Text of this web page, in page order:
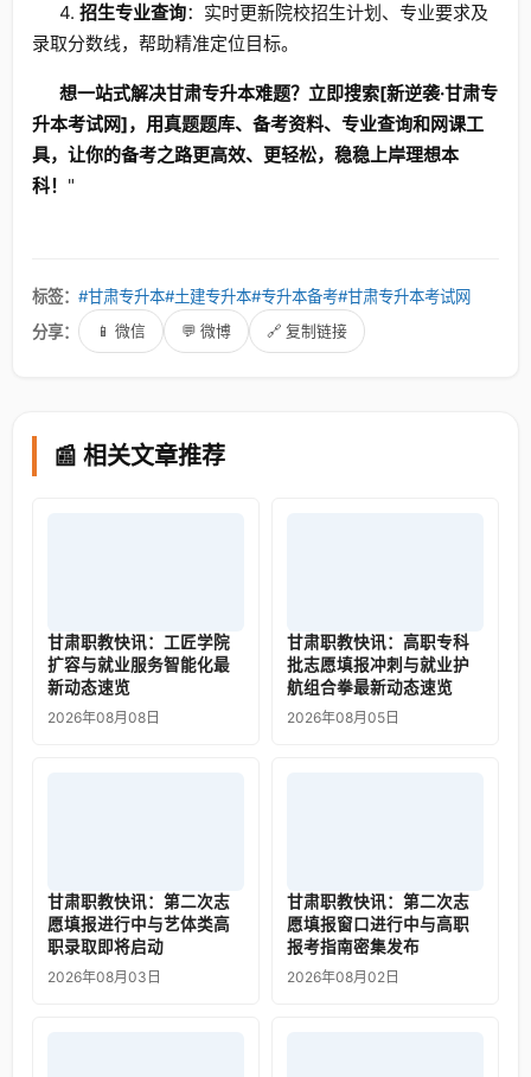
4. 招生专业查询：实时更新院校招生计划、专业要求及
录取分数线，帮助精准定位目标。
想一站式解决甘肃专升本难题？立即搜索[新逆袭·甘肃专
升本考试网]，用真题题库、备考资料、专业查询和网课工
具，让你的备考之路更高效、更轻松，稳稳上岸理想本
科！ "
标签： #甘肃专升本#土建专升本#专升本备考#甘肃专升本考试网
分享：
📱 微信 💬 微博 🔗 复制链接
📰 相关文章推荐
甘肃职教快讯：工匠学院
扩容与就业服务智能化最
新动态速览
2026年08月08日
甘肃职教快讯：高职专科
批志愿填报冲刺与就业护
航组合拳最新动态速览
2026年08月05日
甘肃职教快讯：第二次志
愿填报进行中与艺体类高
职录取即将启动
2026年08月03日
甘肃职教快讯：第二次志
愿填报窗口进行中与高职
报考指南密集发布
2026年08月02日